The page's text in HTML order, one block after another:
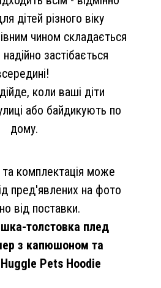
дітей різного віку
чином складається
застібається
коли ваші діти
або байдикують по
дому.
та комплектація може
пред'явлених на фото
від поставки.
толстовка плед
з капюшоном та
Pets Hoodie